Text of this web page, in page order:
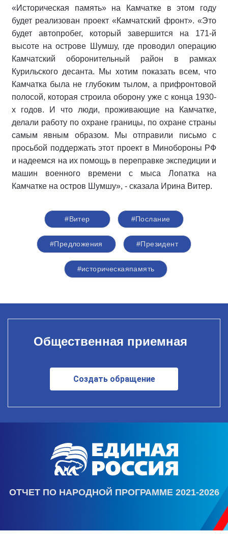
«Историческая память» на Камчатке в этом году
будет реализован проект «Камчатский фронт». «Это
будет автопробег, который завершится на 171-й
высоте на острове Шумшу, где проводил операцию
Камчатский оборонительный район в рамках
Курильского десанта. Мы хотим показать всем, что
Камчатка была не глубоким тылом, а прифронтовой
полосой, которая строила оборону уже с конца 1930-
х годов. И что люди, проживающие на Камчатке,
делали работу по охране границы, по охране страны
самым явным образом. Мы отправили письмо с
просьбой поддержать этот проект в Минобороны РФ
и надеемся на их помощь в переправке экспедиции и
машин военного времени с мыса Лопатка на
Камчатке на остров Шумшу», - сказала Ирина Витер.
#Витер #Послание
#Предложения #Президент
#историческаяпамять
Общественная приемная
Создать обращение
ОТЧЕТ ПО НАРОДНОЙ ПРОГРАММЕ 2021-2026